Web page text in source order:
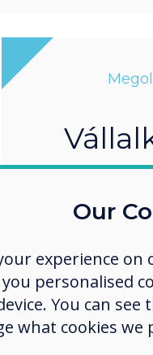
Our
experience
personalised
You can see
what cookies we